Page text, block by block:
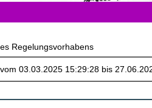
Regelungsvorhabens